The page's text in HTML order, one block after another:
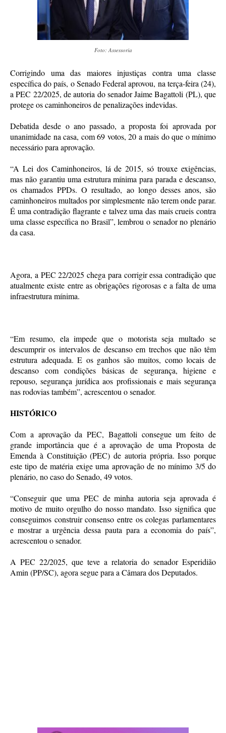
Foto: Assessoria
Corrigindo uma das maiores injustiças contra uma classe
específica do país, o Senado Federal aprovou, na terça-feira (24),
a PEC 22/2025, de autoria do senador Jaime Bagattoli (PL), que
protege os caminhoneiros de penalizações indevidas.
Debatida desde o ano passado, a proposta foi aprovada por
unanimidade na casa, com 69 votos, 20 a mais do que o mínimo
necessário para aprovação.
“A Lei dos Caminhoneiros, lá de 2015, só trouxe exigências,
mas não garantiu uma estrutura mínima para parada e descanso,
os chamados PPDs. O resultado, ao longo desses anos, são
caminhoneiros multados por simplesmente não terem onde parar.
É uma contradição flagrante e talvez uma das mais crueis contra
uma classe específica no Brasil”, lembrou o senador no plenário
da casa.
Agora, a PEC 22/2025 chega para corrigir essa contradição que
atualmente existe entre as obrigações rigorosas e a falta de uma
infraestrutura mínima.
“Em resumo, ela impede que o motorista seja multado se
descumprir os intervalos de descanso em trechos que não têm
estrutura adequada. E os ganhos são muitos, como locais de
descanso com condições básicas de segurança, higiene e
repouso, segurança jurídica aos profissionais e mais segurança
nas rodovias também”, acrescentou o senador.
HISTÓRICO
Com a aprovação da PEC, Bagattoli consegue um feito de
grande importância que é a aprovação de uma Proposta de
Emenda à Constituição (PEC) de autoria própria. Isso porque
este tipo de matéria exige uma aprovação de no mínimo 3/5 do
plenário, no caso do Senado, 49 votos.
“Conseguir que uma PEC de minha autoria seja aprovada é
motivo de muito orgulho do nosso mandato. Isso significa que
conseguimos construir consenso entre os colegas parlamentares
e mostrar a urgência dessa pauta para a economia do país”,
acrescentou o senador.
A PEC 22/2025, que teve a relatoria do senador Esperidião
Amin (PP/SC), agora segue para a Câmara dos Deputados.